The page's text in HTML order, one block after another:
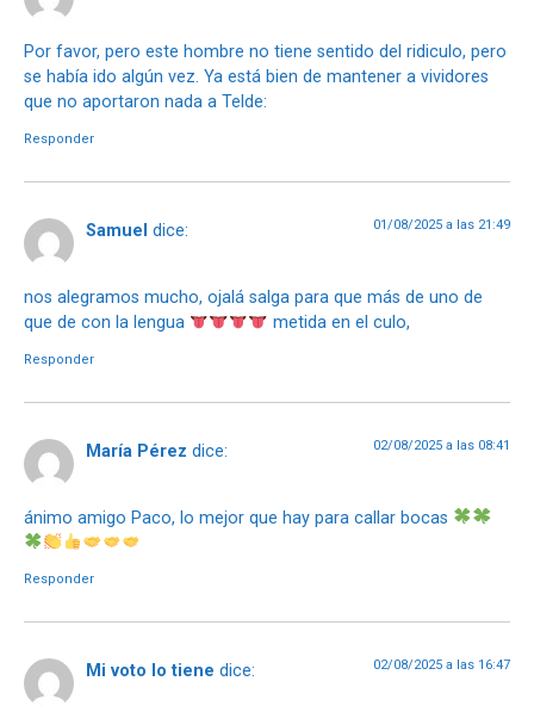
Por favor, pero este hombre no tiene sentido del ridiculo, pero
se había ido algún vez. Ya está bien de mantener a vividores
que no aportaron nada a Telde:
Responder
Samuel dice: 01/08/2025 a las 21:49
nos alegramos mucho, ojalá salga para que más de uno de
que de con la lengua
metida en el culo,
Responder
María Pérez dice: 02/08/2025 a las 08:41
ánimo amigo Paco, lo mejor que hay para callar bocas
Responder
Mi voto lo tiene dice: 02/08/2025 a las 16:47